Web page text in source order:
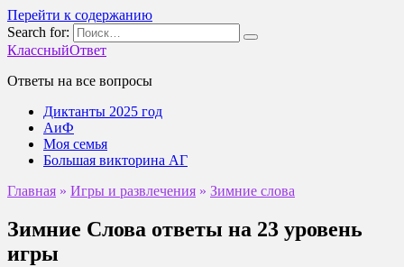
Перейти к содержанию
Search for:
КлассныйОтвет
Ответы на все вопросы
Диктанты 2025 год
АиФ
Моя семья
Большая викторина АГ
Главная » Игры и развлечения » Зимние слова
Зимние Слова ответы на 23 уровень
игры